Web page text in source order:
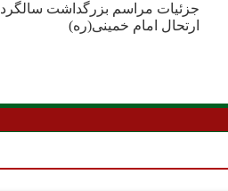
جزئیات مراسم بزرگداشت سالگرد
ارتحال امام خمینی(ره)